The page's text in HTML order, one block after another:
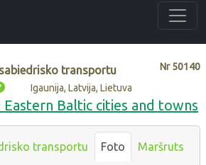
Nr50140
transportu
Igaunija, Latvija, Lietuva
Baltic cities and towns
transportu Foto Maršruts